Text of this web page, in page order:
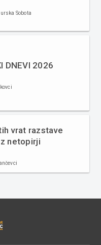
Sobota
DNEVI 2026
vrat razstave
netopirji